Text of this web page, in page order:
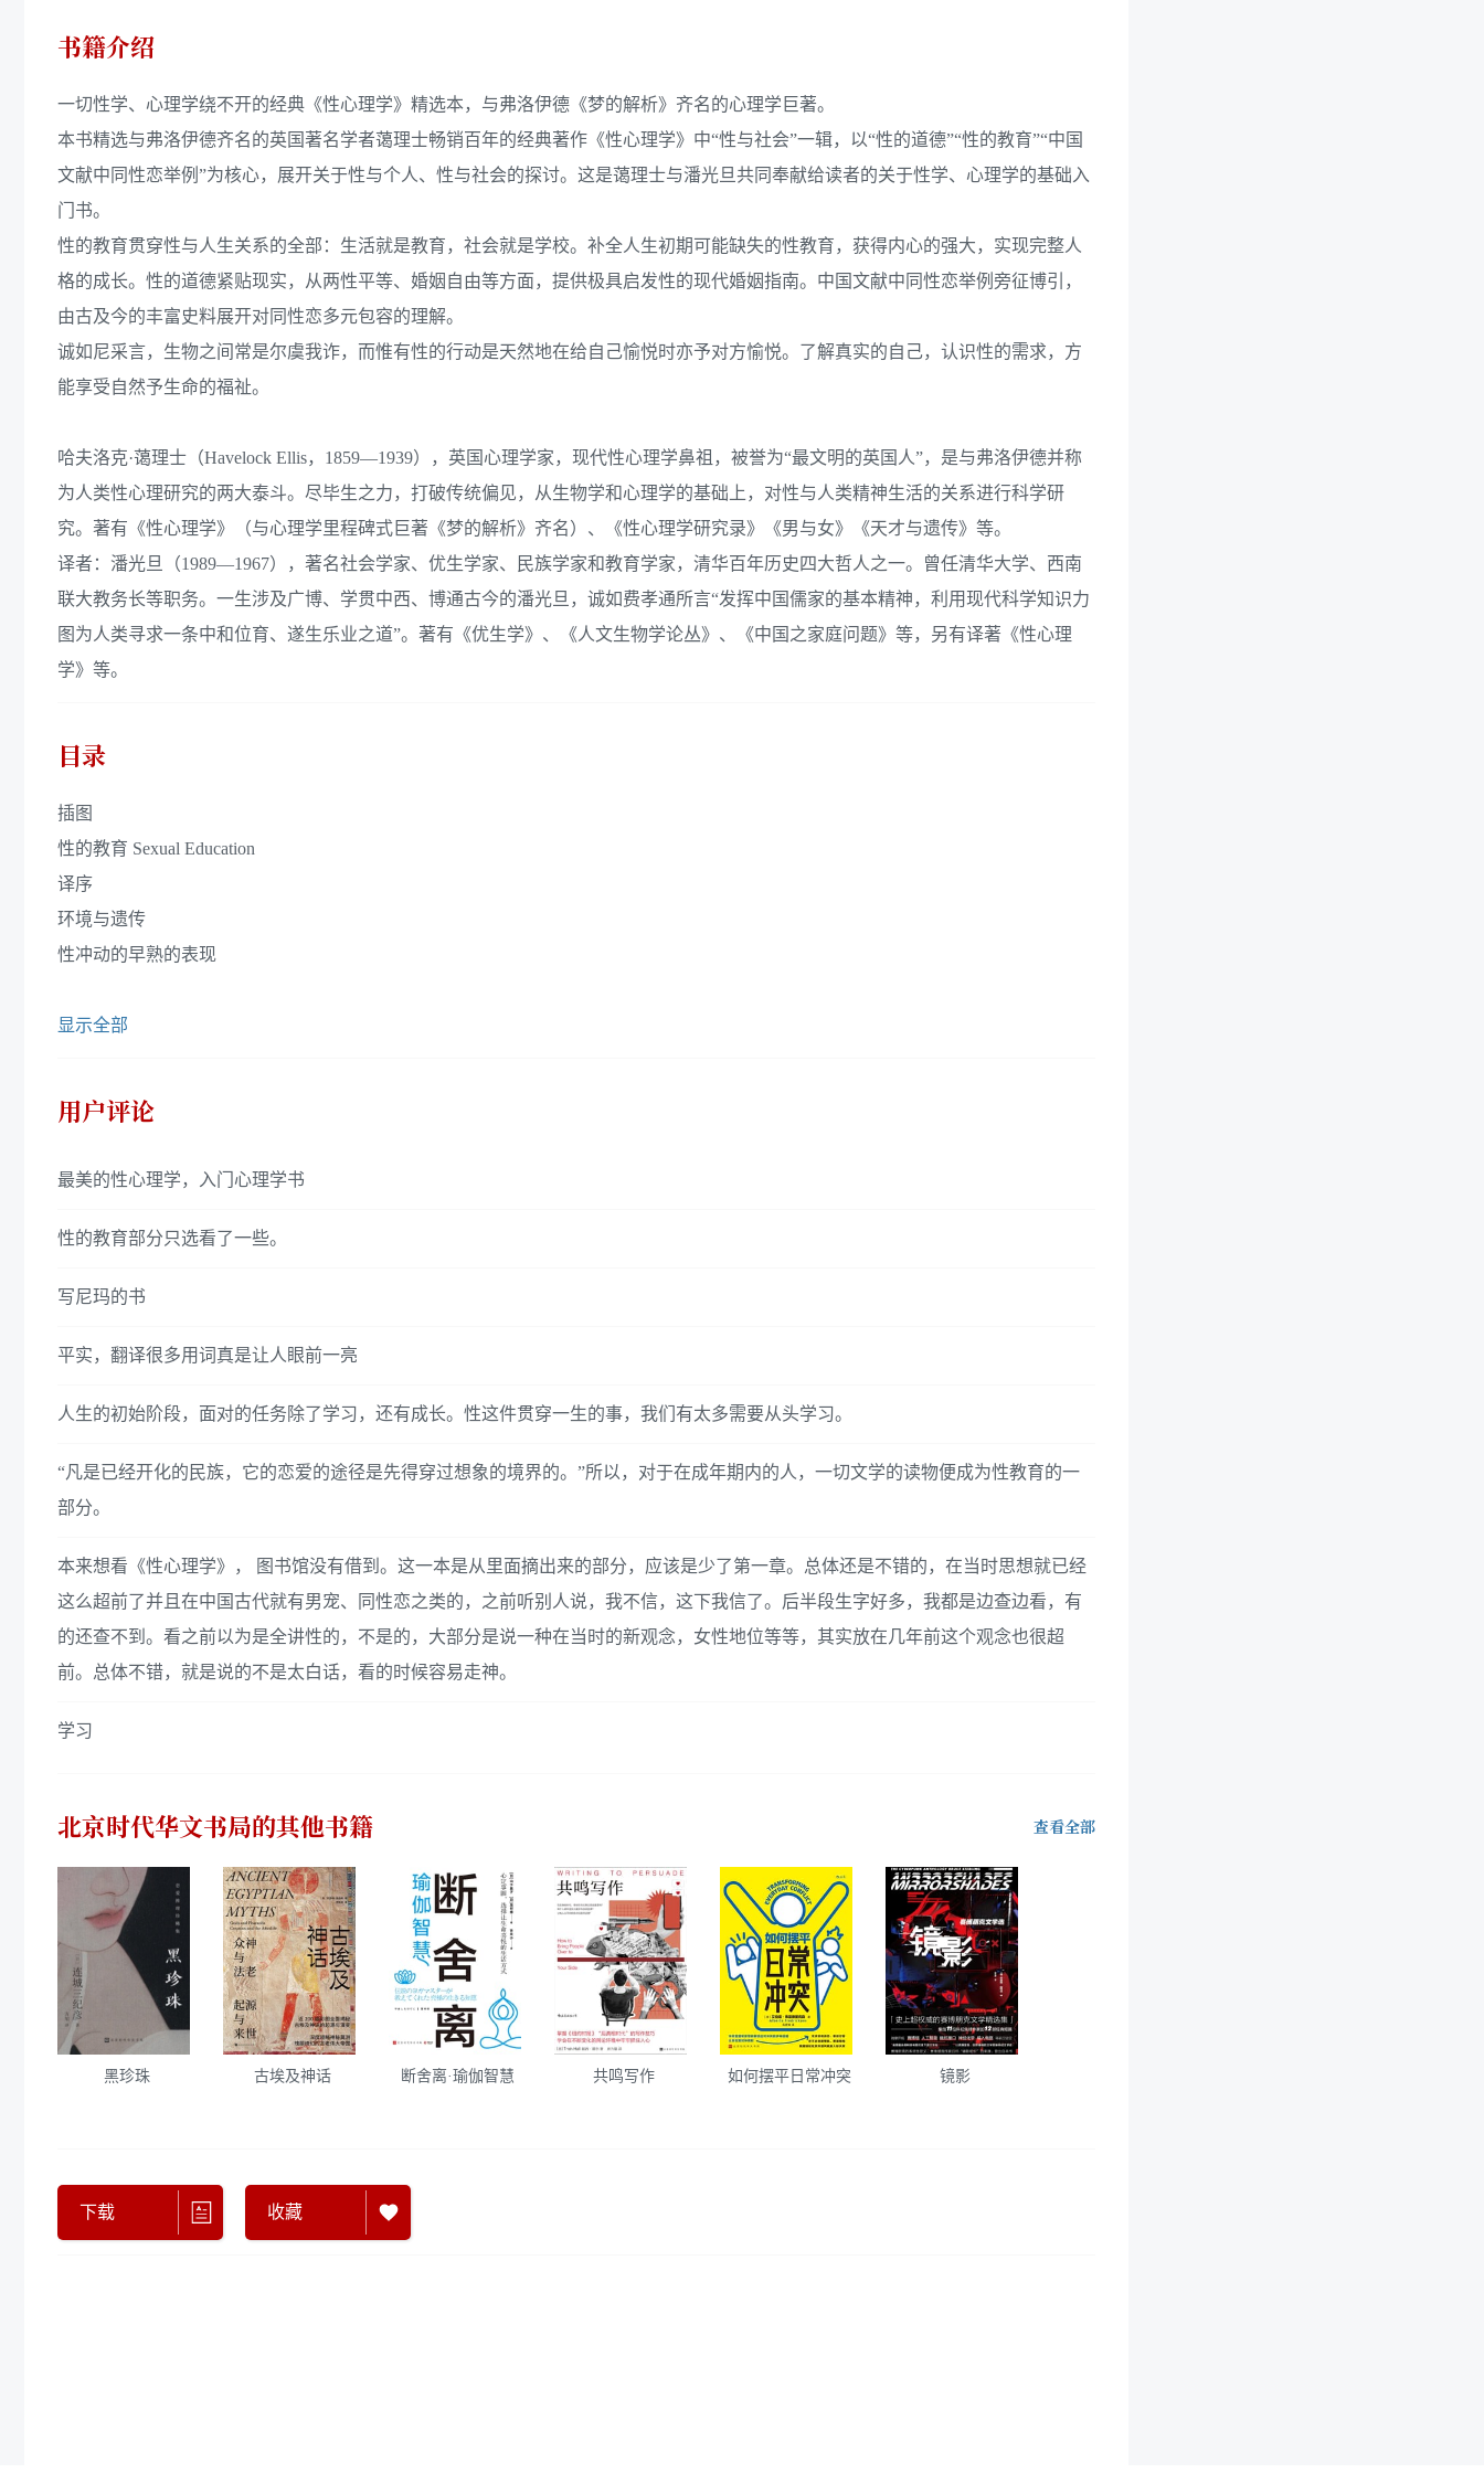
书籍介绍
一切性学、心理学绕不开的经典《性心理学》精选本，与弗洛伊德《梦的解析》齐名的心理学巨著。
本书精选与弗洛伊德齐名的英国著名学者蔼理士畅销百年的经典著作《性心理学》中“性与社会”一辑，以“性的道德”“性的教育”“中国
文献中同性恋举例”为核心，展开关于性与个人、性与社会的探讨。这是蔼理士与潘光旦共同奉献给读者的关于性学、心理学的基础入
门书。
性的教育贯穿性与人生关系的全部：生活就是教育，社会就是学校。补全人生初期可能缺失的性教育，获得内心的强大，实现完整人
格的成长。性的道德紧贴现实，从两性平等、婚姻自由等方面，提供极具启发性的现代婚姻指南。中国文献中同性恋举例旁征博引，
由古及今的丰富史料展开对同性恋多元包容的理解。
诚如尼采言，生物之间常是尔虞我诈，而惟有性的行动是天然地在给自己愉悦时亦予对方愉悦。了解真实的自己，认识性的需求，方
能享受自然予生命的福祉。
哈夫洛克·蔼理士（Havelock Ellis，1859—1939），英国心理学家，现代性心理学鼻祖，被誉为“最文明的英国人”，是与弗洛伊德并称
为人类性心理研究的两大泰斗。尽毕生之力，打破传统偏见，从生物学和心理学的基础上，对性与人类精神生活的关系进行科学研
究。著有《性心理学》（与心理学里程碑式巨著《梦的解析》齐名）、《性心理学研究录》《男与女》《天才与遗传》等。
译者：潘光旦（1989—1967），著名社会学家、优生学家、民族学家和教育学家，清华百年历史四大哲人之一。曾任清华大学、西南
联大教务长等职务。一生涉及广博、学贯中西、博通古今的潘光旦，诚如费孝通所言“发挥中国儒家的基本精神，利用现代科学知识力
图为人类寻求一条中和位育、遂生乐业之道”。著有《优生学》、《人文生物学论丛》、《中国之家庭问题》等，另有译著《性心理
学》等。
目录
插图
性的教育 Sexual Education
译序
环境与遗传
性冲动的早熟的表现
显示全部
用户评论
最美的性心理学，入门心理学书
性的教育部分只选看了一些。
写尼玛的书
平实，翻译很多用词真是让人眼前一亮
人生的初始阶段，面对的任务除了学习，还有成长。性这件贯穿一生的事，我们有太多需要从头学习。
“凡是已经开化的民族，它的恋爱的途径是先得穿过想象的境界的。”所以，对于在成年期内的人，一切文学的读物便成为性教育的一
部分。
本来想看《性心理学》， 图书馆没有借到。这一本是从里面摘出来的部分，应该是少了第一章。总体还是不错的，在当时思想就已经
这么超前了并且在中国古代就有男宠、同性恋之类的，之前听别人说，我不信，这下我信了。后半段生字好多，我都是边查边看，有
的还查不到。看之前以为是全讲性的，不是的，大部分是说一种在当时的新观念，女性地位等等，其实放在几年前这个观念也很超
前。总体不错，就是说的不是太白话，看的时候容易走神。
学习
北京时代华文书局的其他书籍 查看全部
黑珍珠 古埃及神话 断舍离·瑜伽智慧 共鸣写作 如何摆平日常冲突 镜影
下载 收藏